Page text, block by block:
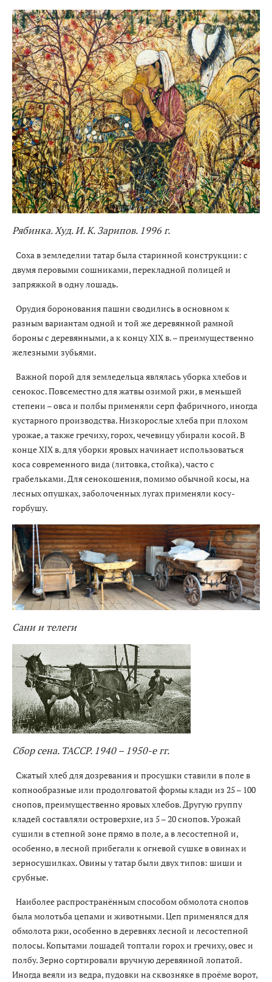
Рябинка. Худ. И. К. Зарипов. 1996 г.
Соха в земледелии татар была старинной конструкции: с
двумя перовыми сошниками, перекладной полицей и
запряжкой в одну лошадь.
Орудия боронования пашни сводились в основном к
разным вариантам одной и той же деревянной рамной
бороны с деревянными, а к концу XIX в. – преимущественно
железными зубьями.
Важной порой для земледельца являлась уборка хлебов и
сенокос. Повсеместно для жатвы озимой ржи, в меньшей
степени – овса и полбы применяли серп фабричного, иногда
кустарного производства. Низкорослые хлеба при плохом
урожае, а также гречиху, горох, чечевицу убирали косой. В
конце XIX в. для уборки яровых начинает использоваться
коса современного вида (литовка, стойка), часто с
грабельками. Для сенокошения, помимо обычной косы, на
лесных опушках, заболоченных лугах применяли косу-
горбушу.
Сани и телеги
Сбор сена. ТАССР. 1940 – 1950-е гг.
Сжатый хлеб для дозревания и просушки ставили в поле в
копнообразные или продолговатой формы клади из 25 – 100
снопов, преимущественно яровых хлебов. Другую группу
кладей составляли островерхие, из 5 – 20 снопов. Урожай
сушили в степной зоне прямо в поле, а в лесостепной и,
особенно, в лесной прибегали к огневой сушке в овинах и
зерносушилках. Овины у татар были двух типов: шиши и
срубные.
Наиболее распространённым способом обмолота снопов
была молотьба цепами и животными. Цеп применялся для
обмолота ржи, особенно в деревнях лесной и лесостепной
полосы. Копытами лошадей топтали горох и гречиху, овес и
полбу. Зерно сортировали вручную деревянной лопатой.
Иногда веяли из ведра, пудовки на сквозняке в проёме ворот,